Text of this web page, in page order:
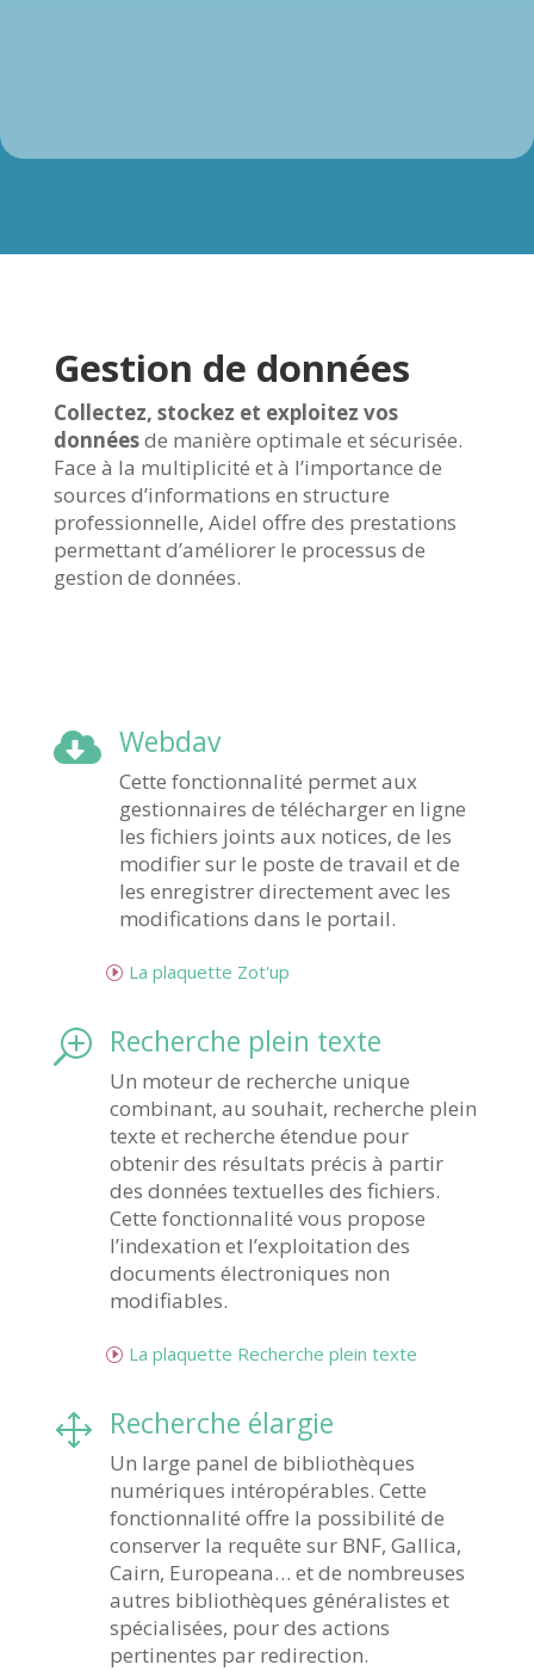
Gestion de données
Collectez, stockez et exploitez vos
donnéesde manière optimale et sécurisée.
Face à la multiplicité et à l’importance de
sources d’informations en structure
professionnelle, Aidel offre des prestations
permettant d’améliorer le processus de
gestion de données.
 Webdav
Cette fonctionnalité permet aux
gestionnaires de télécharger en ligne
les fichiers joints aux notices, de les
modifier sur le poste de travail et de
les enregistrer directement avec les
modifications dans le portail.
La plaquette Zot'up
T Recherche plein texte
Un moteur de recherche unique
combinant, au souhait, recherche plein
texte et recherche étendue pour
obtenir des résultats précis à partir
des données textuelles des fichiers.
Cette fonctionnalité vous propose
l’indexation et l’exploitation des
documents électroniques non
modifiables.
La plaquette Recherche plein texte
1 Recherche élargie
Un large panel de bibliothèques
numériques intéropérables. Cette
fonctionnalité offre la possibilité de
conserver la requête sur BNF, Gallica,
Cairn, Europeana… et de nombreuses
autres bibliothèques généralistes et
spécialisées, pour des actions
pertinentes par redirection.